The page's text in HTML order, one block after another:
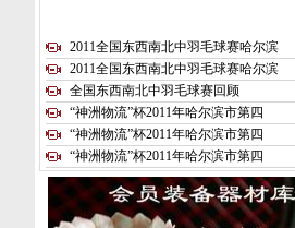
2011全国东西南北中羽毛球赛哈尔滨
2011全国东西南北中羽毛球赛哈尔滨
全国东西南北中羽毛球赛回顾
“神洲物流”杯2011年哈尔滨市第四
“神洲物流”杯2011年哈尔滨市第四
“神洲物流”杯2011年哈尔滨市第四